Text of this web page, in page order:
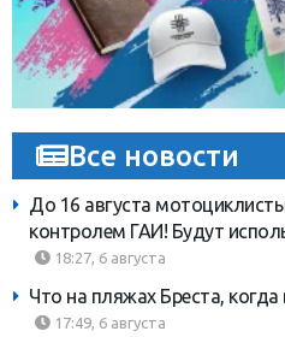
Все новости
До 16 августа
контролем ГАИ! Будут
18:27, 6 августа
Что на пляжах Бреста,
17:49, 6 августа